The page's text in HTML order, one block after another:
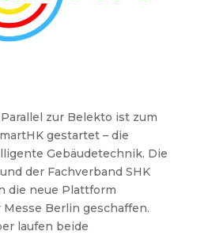
zur Belekto ist zum
gestartet – die
Gebäudetechnik. Die
der Fachverband SHK
die neue Plattform
Berlin geschaffen.
laufen beide